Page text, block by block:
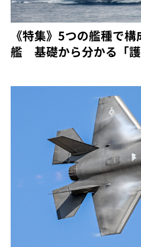
《特集》5つの艦種で
艦 基礎から分かる「